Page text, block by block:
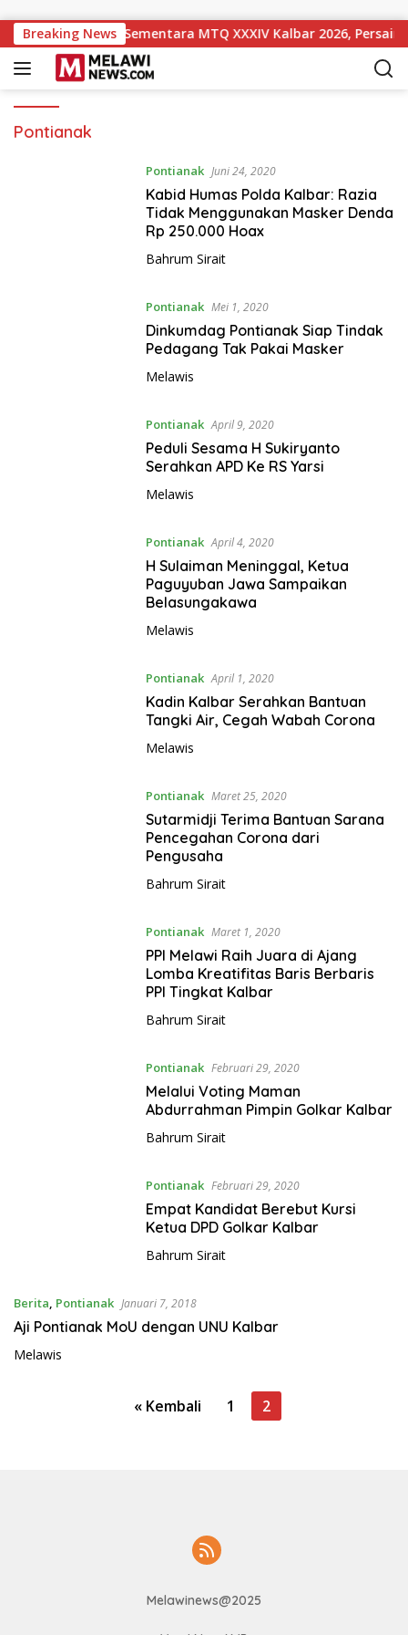
Breaking News
ke Peringkat 10 Sementara MTQ XXXIV Kalbar 2026,
Pontianak
Pontianak Juni 24, 2020
Kabid Humas Polda Kalbar: Razia
Tidak Menggunakan Masker Denda
Rp 250.000 Hoax
Bahrum Sirait
Pontianak Mei 1, 2020
Dinkumdag Pontianak Siap Tindak
Pedagang Tak Pakai Masker
Melawis
Pontianak April 9, 2020
Peduli Sesama H Sukiryanto
Serahkan APD Ke RS Yarsi
Melawis
Pontianak April 4, 2020
H Sulaiman Meninggal, Ketua
Paguyuban Jawa Sampaikan
Belasungakawa
Melawis
Pontianak April 1, 2020
Kadin Kalbar Serahkan Bantuan
Tangki Air, Cegah Wabah Corona
Melawis
Pontianak Maret 25, 2020
Sutarmidji Terima Bantuan Sarana
Pencegahan Corona dari
Pengusaha
Bahrum Sirait
Pontianak Maret 1, 2020
PPI Melawi Raih Juara di Ajang
Lomba Kreatifitas Baris Berbaris
PPI Tingkat Kalbar
Bahrum Sirait
Pontianak Februari 29, 2020
Melalui Voting Maman
Abdurrahman Pimpin Golkar Kalbar
Bahrum Sirait
Pontianak Februari 29, 2020
Empat Kandidat Berebut Kursi
Ketua DPD Golkar Kalbar
Bahrum Sirait
Berita, Pontianak Januari 7, 2018
Aji Pontianak MoU dengan UNU Kalbar
Melawis
« Kembali 1 2
Melawinews@2025